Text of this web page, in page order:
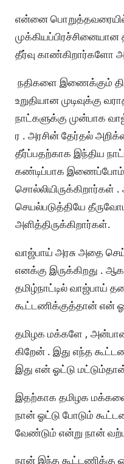
என்னை பொறுத்தவரையில்
தீர்வு காண்கிறார்களோ
நதிகளை இணைக்கும்
உறுதியான முடிவுக்கு
நாட்களுக்கு முன்பாக
ர . அரசின் தேர்தல்
தீர்ப்பதற்காக இந்திய
கண்டிப்பாக இணைப்போம்
செயல்படுத்தியே
அளித்திருக்கிறார்கள்.
வாஜ்பாய் அரசு அதை
எனக்கு இருக்கிறது .
தமிழ்நாட்டில் வாஜ்பாய்
கூட்டணிக்குத்தான் என்
தமிழக மக்களே , அன்பான
கிறேன் . இது எந்த
இது என் ஓட்டு
இதற்காக தமிழக
நான் ஓட்டு போடும்
வேண்டும் என்று நான்
நான் இந்த கூட்டணிக்கு